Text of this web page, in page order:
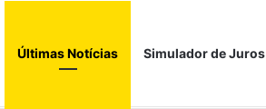
Últimas Notícias Simulador de Juros